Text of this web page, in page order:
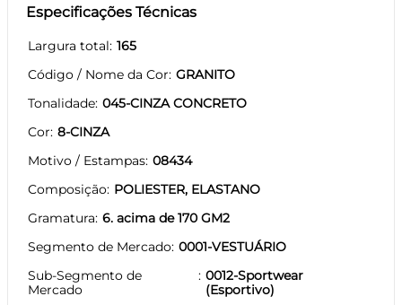
Especificações Técnicas
Largura total 165
Código / Nome da Cor GRANITO
Tonalidade 045-CINZA CONCRETO
Cor 8-CINZA
Motivo / Estampas 08434
Composição POLIESTER, ELASTANO
Gramatura 6. acima de 170 GM2
Segmento de Mercado 0001-VESTUÁRIO
Sub-Segmento de
Mercado
0012-Sportwear
(Esportivo)